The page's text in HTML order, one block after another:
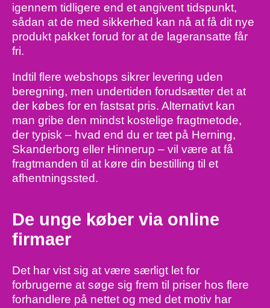
igennem tidligere end et angivent tidspunkt,
sådan at de med sikkerhed kan nå at få dit nye
produkt pakket forud for at de lageransatte får
fri.
Indtil flere webshops sikrer levering uden
beregning, men undertiden forudsætter det at
der købes for en fastsat pris. Alternativt kan
man gribe den mindst kostelige fragtmetode,
der typisk – hvad end du er tæt på Herning,
Skanderborg eller Hinnerup – vil være at få
fragtmanden til at køre din bestilling til et
afhentningssted.
De unge køber via online
firmaer
Det har vist sig at være særligt let for
forbrugerne at søge sig frem til priser hos flere
forhandlere på nettet og med det motiv har